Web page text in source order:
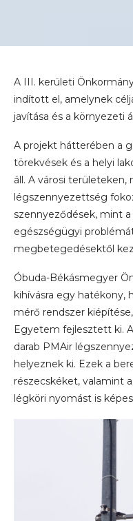
A III. kerületi
indított el, amelynek
javítása és a környezeti
A projekt hátterében a
törekvések és a helyi
áll. A városi
légszennyezettség
szennyeződések, mint
egészségügyi
megbetegedésektől
Óbuda-Békásmegyer
kihívásra egy hatékony,
mérő rendszer
Egyetem fejlesztett ki.
darab PMAir
helyeznek ki. Ezek a
részecskéket, valamint
légköri nyomást is